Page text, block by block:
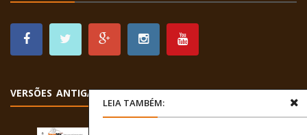
LEIA TAMBÉM:
VERSÕES ANTIGAS